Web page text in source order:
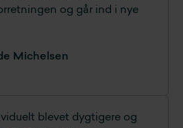
og går ind i nye
Michelsen
blevet dygtigere og